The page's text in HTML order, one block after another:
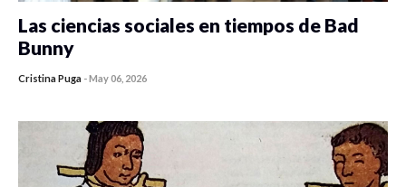
Las ciencias sociales en tiempos de Bad
Bunny
Cristina Puga -May 06, 2026